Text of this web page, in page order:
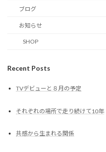
ブログ
お知らせ
SHOP
Recent Posts
TVデビューと８月の予定
それぞれの場所で走り続けて10年
共感から生まれる関係